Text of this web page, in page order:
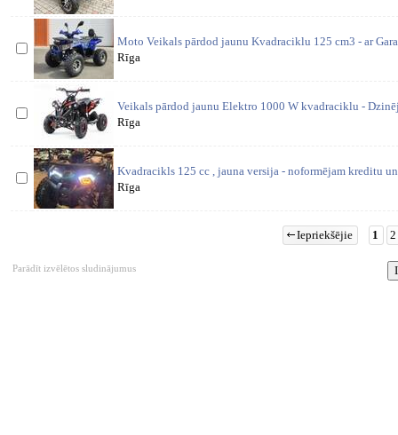
Moto Veikals pārdod jaunu Kvadraciklu 125 cm3 - ar
Rīga
Veikals pārdod jaunu Elektro 1000 W kvadraciklu -
Rīga
Kvadracikls 125 cc , jauna versija - noformējam kreditu
Rīga
Iepriekšējie 1 2
Parādīt izvēlētos sludinājumus